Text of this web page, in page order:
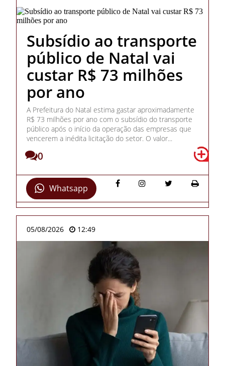
Subsídio ao transporte
público de Natal vai
custar R$ 73 milhões
por ano
A Prefeitura do Natal estima gastar aproximadamente
R$ 73 milhões por ano com o subsídio do transporte
público após o início da operação das empresas que
vencerem a inédita licitação do setor. O valor...
0
Whatsapp
05/08/2026 12:49